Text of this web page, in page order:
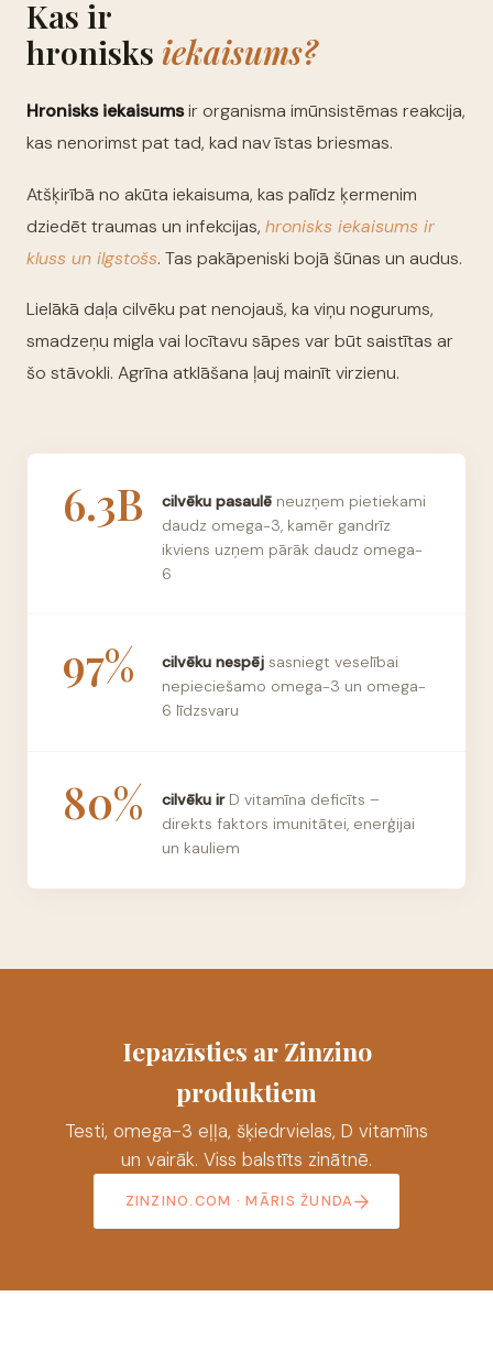
Kas ir
hronisks iekaisums?
Hronisks iekaisumsir organisma imūnsistēmas reakcija,
kas nenorimst pat tad, kad nav īstas briesmas.
Atšķirībā no akūta iekaisuma, kas palīdz ķermenim
dziedēt traumas un infekcijas, hronisks iekaisums ir
kluss un ilgstošs. Tas pakāpeniski bojā šūnas un audus.
Lielākā daļa cilvēku pat nenojauš, ka viņu nogurums,
smadzeņu migla vai locītavu sāpes var būt saistītas ar
šo stāvokli. Agrīna atklāšana ļauj mainīt virzienu.
6.3B cilvēku pasaulē neuzņem pietiekami
daudz omega-3, kamēr gandrīz
ikviens uzņem pārāk daudz omega-
6
97% cilvēku nespēj sasniegt veselībai
nepieciešamo omega-3 un omega-
6 līdzsvaru
80% cilvēku irD vitamīna deficīts –
direkts faktors imunitātei, enerģijai
un kauliem
Iepazīsties ar Zinzino
produktiem
Testi, omega-3 eļļa, šķiedrvielas, D vitamīns
un vairāk. Viss balstīts zinātnē.
ZINZINO.COM · MĀRIS ŽUNDA